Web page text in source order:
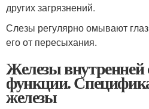
других загрязнений.
Слезы регулярно омывают
его от пересыхания.
Железы внутренней
функции.
железы